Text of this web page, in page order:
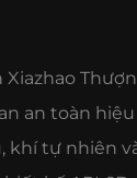
Xiazhao
an toàn
khí tự nhiên